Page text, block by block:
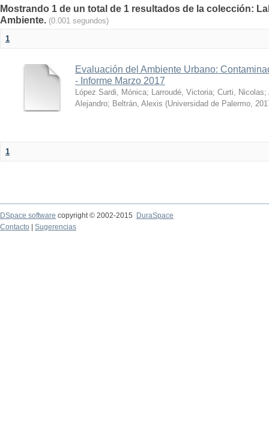
Mostrando 1 de un total de 1 resultados de la colección:
Ambiente. (0.001 segundos)
1
Evaluación del Ambiente Urbano:
- Informe Marzo 2017
López Sardi, Mónica; Larroudé, Victoria; Curti, Nicolas;
Alejandro; Beltrán, Alexis (Universidad de Palermo,
1
DSpace software copyright © 2002-2015
DuraSpace
Contacto
Sugerencias